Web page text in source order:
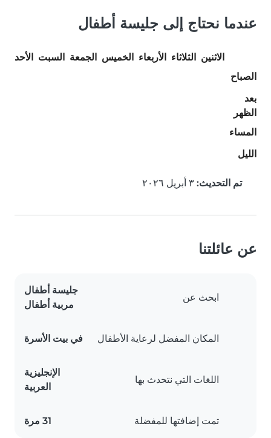
عندما نحتاج إلى جليسة أطفال
الاثنين الثلاثاء الأربعاء الخميس الجمعة السبت
الأحد
الصباح
بعد
الظهر
المساء
الليل
تم التحديث:
عن عائلتنا
ابحث عن
جليسة أطفال
مربية أطفال
المكان المفضل لرعاية الأطفال في بيت الأسرة
اللغات التي نتحدث بها
الإنجليزية
العربية
تمت إضافتها للمفضلة 31 مرة